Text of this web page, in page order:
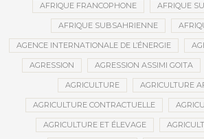
AFRIQUE FRANCOPHONE AFRIQUE
AFRIQUE SUBSAHRIENNE
AGENCE INTERNATIONALE DE L’ÉNERGIE
AGRESSION AGRESSION ASSIMI GOITA
AGRICULTURE AGRICULTURE
AGRICULTURE CONTRACTUELLE
AGRICULTURE ET ÉLEVAGE